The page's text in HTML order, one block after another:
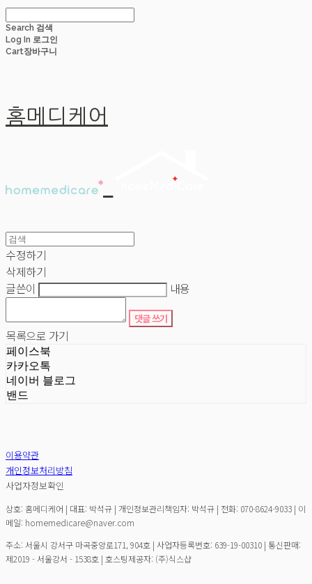
Search 검색
Log In 로그인
Cart장바구니
홈메디케어
수정하기
삭제하기
글쓴이
내용
댓글 쓰기
목록으로 가기
페이스북
카카오톡
네이버 블로그
밴드
이용약관
개인정보처리방침
사업자정보확인
상호: 홈메디케어 | 대표: 박석규 | 개인정보관리책임자: 박석규 | 전화: 070-8624-9033 | 이
메일: homemedicare@naver.com
주소: 서울시 강서구 마곡중앙로171, 904호 | 사업자등록번호: 639-19-00310 | 통신판매:
제2019 - 서울강서 - 1538호 | 호스팅제공자: (주)식스샵